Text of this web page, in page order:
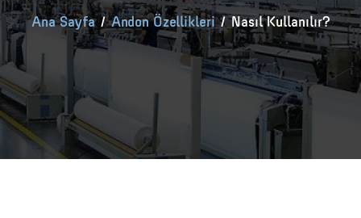
Ana Sayfa / Andon Özellikleri / Nasıl Kullanılır?